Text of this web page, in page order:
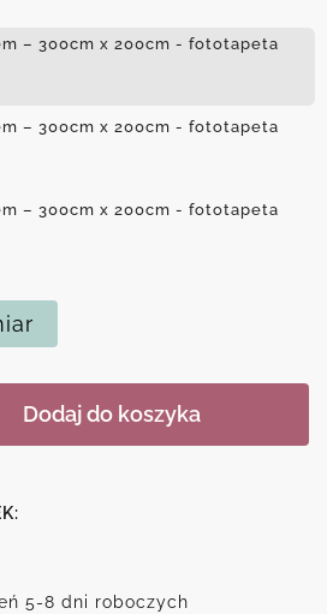
– 300cm x 200cm - fototapeta
– 300cm x 200cm - fototapeta
– 300cm x 200cm - fototapeta
Dodaj do koszyka
5-8 dni roboczych